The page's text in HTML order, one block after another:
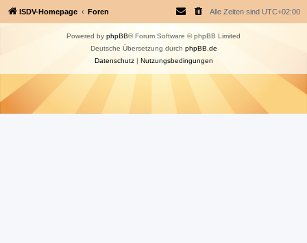
ISDV-Homepage Foren Alle Zeiten sind UTC+02:00
Powered by phpBB® Forum Software © phpBB Limited
Deutsche Übersetzung durch phpBB.de
Datenschutz| Nutzungsbedingungen